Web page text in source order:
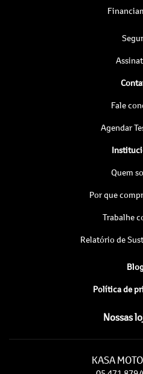
Fale
Agendar
Quem
Por que
Trabalhe
Relatório de
Política de
Nossas
KASA